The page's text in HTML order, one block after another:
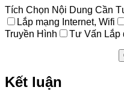
Tích Chọn Nội Dung Cần
Lắp mạng Internet, Wifi
Truyền Hình
Tư Vấn Lắp
Kết luận